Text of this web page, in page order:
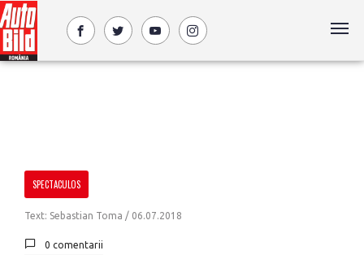
SPECTACULOS
Text: Sebastian Toma / 06.07.2018
0 comentarii